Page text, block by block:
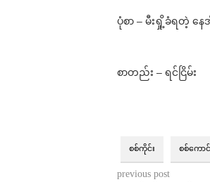
ပုံစာ – မီးရှို့ခံရတဲ့ နေ
စာတည်း – ရင်ငြိမ်း
စစ်ကိုင်း စစ်ကော
previous post